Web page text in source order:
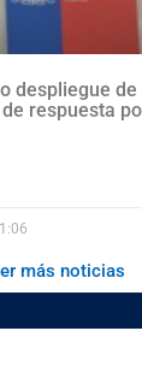
despliegue de
respuesta
más noticias